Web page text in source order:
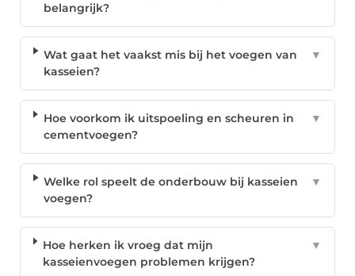
belangrijk?
Wat gaat het vaakst mis bij het voegen van
kasseien?
▼
Hoe voorkom ik uitspoeling en scheuren in
cementvoegen?
▼
Welke rol speelt de onderbouw bij kasseien
voegen?
▼
Hoe herken ik vroeg dat mijn
kasseienvoegen problemen krijgen?
▼